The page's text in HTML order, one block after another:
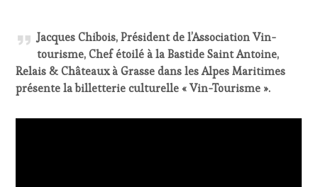
Jacques Chibois, Président de l’Association Vin-
tourisme, Chef étoilé à la Bastide Saint Antoine,
Relais & Châteaux à Grasse dans les Alpes Maritimes
présente la billetterie culturelle « Vin-Tourisme ».